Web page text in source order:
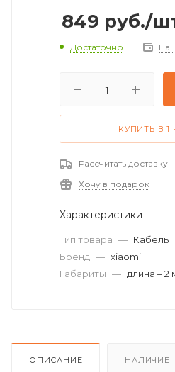
849 руб./
Достаточно
КУПИТЬ В 1
Рассчитать доставку
Хочу в подарок
Характеристики
Тип товара — Кабель
Бренд — xiaomi
Габариты — длина – 2
ОПИСАНИЕ НАЛИЧИЕ